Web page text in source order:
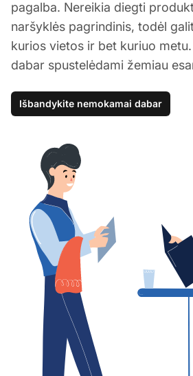
pagalba. Nereikia diegti
naršyklės pagrindinis, todėl
kurios vietos ir bet kuriuo
dabar spustelėdami žemiau
Išbandykite nemokamai dabar